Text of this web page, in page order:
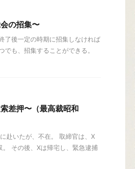
の招集〜
後一定の時期に招集しなければ
も、招集することができる。
差押〜（最高裁昭和
赴いたが、不在。 取締官は、X
その後、Xは帰宅し、緊急逮捕